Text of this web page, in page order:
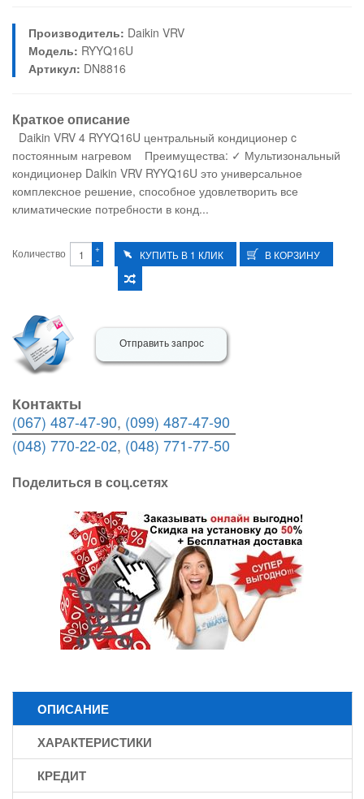
Производитель: Daikin VRV
Модель: RYYQ16U
Артикул: DN8816
Краткое описание
Daikin VRV 4 RYYQ16U центральный кондиционер c
постоянным нагревом Преимущества: ✓ Мультизональный
кондиционер Daikin VRV RYYQ16U это универсальное
комплексное решение, способное удовлетворить все
климатические потребности в конд...
Количество -
+
Отправить запрос
Контакты
(067) 487-47-90, (099) 487-47-90
(048) 770-22-02, (048) 771-77-50
Поделиться в соц.сетях
ОПИСАНИЕ
ХАРАКТЕРИСТИКИ
КРЕДИТ